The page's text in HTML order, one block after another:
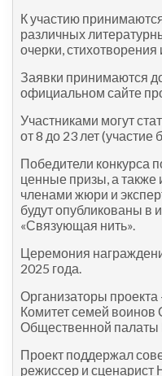
К участию
различных
очерки, стихотворения
Заявки принимаются
официальном сайте
Участниками могут
от 8 до 23 лет (участие
Победители конкурса
ценные призы, а также
членами жюри и
будут опубликованы в
«Связующая нить».
Церемония
2025 года.
Организаторы
Комитет семей воинов
Общественной
Проект поддержал
режиссер и сценарист